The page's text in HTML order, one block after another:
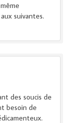
suivantes.
des soucis de
besoin de